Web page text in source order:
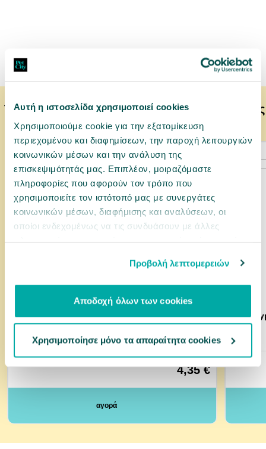
Αυτή η ιστοσελίδα χρησιμοποιεί cookies
Χρησιμοποιούμε cookie για την εξατομίκευση
περιεχομένου και διαφημίσεων, την παροχή λειτουργιών
κοινωνικών μέσων και την ανάλυση της
επισκεψιμότητάς μας. Επιπλέον, μοιραζόμαστε
πληροφορίες που αφορούν τον τρόπο που
χρησιμοποιείτε τον ιστότοπό μας με συνεργάτες
κοινωνικών μέσων, διαφήμισης και αναλύσεων, οι
οποίοι ενδεχομένως να τις συνδυάσουν με άλλες
Προβολή λεπτομερειών
Αποδοχή όλων των cookies
Χρησιμοποίησε μόνο τα απαραίτητα cookies
Το κατοικίδιό σας μπορεί να προτιμάει επίσης
Brit Dog Snack Jerky Turkey Meaty Coins 80gr
4,35 €
αγορά
Hill's